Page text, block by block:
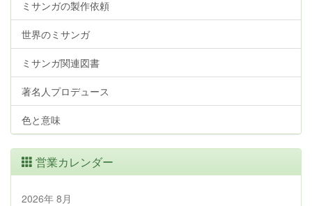
ミサンガの製作依頼
世界のミサンガ
ミサンガ関連図書
著名人プロデュース
色と意味
営業カレンダー
2026年 8月